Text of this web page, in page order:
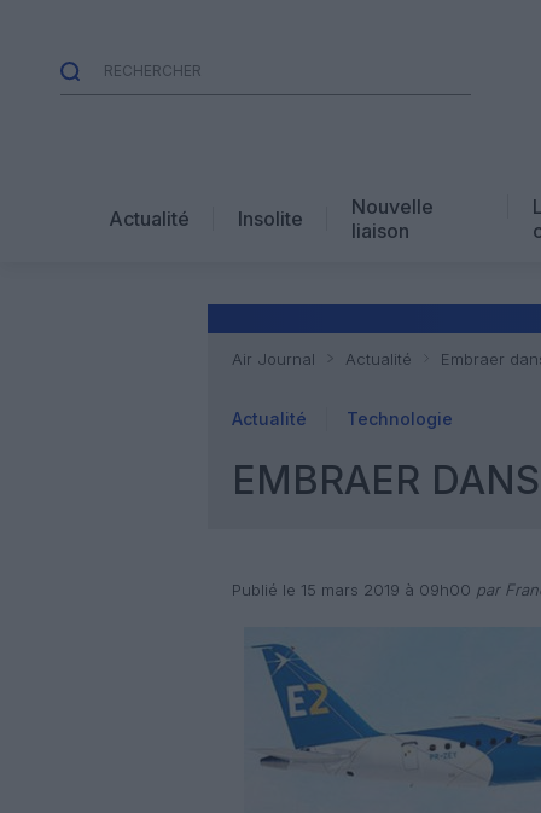
Actualité Insolite
Nouvelle
liaison
Air Journal Actualité Embraer
Actualité Technologie
EMBRAER
Publié le 15 mars 2019 à 09h00 par